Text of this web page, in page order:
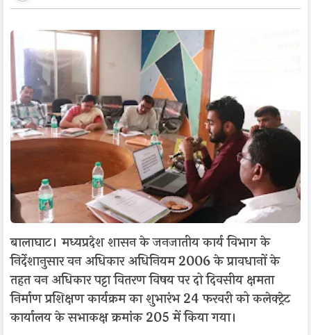
बालाघाट। मध्यप्रदेश शासन के जनजातीय कार्य विभाग के
निर्देशानुसार वन अधिकार अधिनियम 2006 के प्रावधानों के
तहत वन अधिकार पट्टा वितरण विषय पर दो दिवसीय क्षमता
निर्माण प्रशिक्षण कार्यक्रम का शुभारंभ 24 फरवरी को कलेक्ट्रेट
कार्यालय के सभाकक्ष क्रमांक 205 में किया गया।